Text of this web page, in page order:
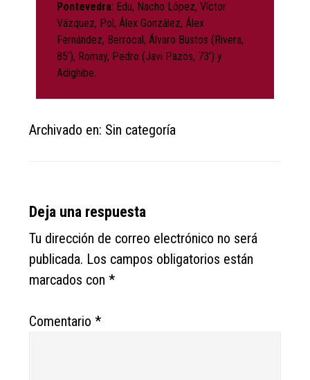
Pontevedra: Edu, Nacho López, Víctor
Vázquez, Pol, Álex González, Álex
Fernández, Berrocal, Álvaro Bustos (Rivera,
85′), Romay, Pedro (Javi Pazos, 73′) y
Adighibe.
Archivado en: Sin categoría
Reader
Interactions
Deja una respuesta
Tu dirección de correo electrónico no será
publicada. Los campos obligatorios están
marcados con*
Comentario*